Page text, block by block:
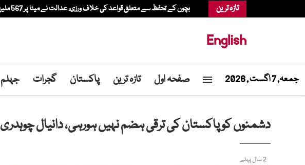
تازہ ترین بچوں کے تحفظ سے متعلق قواعد کی خلاف ورزی، عدالت نے میٹا پر 567 ملین ڈالر کا جرمانہ عائد کر...
English
جمعہ, 7 اگست , 2026 صفحہ اول تازہ ترین پاکستان گجرات جہلم
دشمنوں کو پاکستان کی ترقی ہضم نہیں ہورہی، دانیال چوہدری
2 سال پہلے